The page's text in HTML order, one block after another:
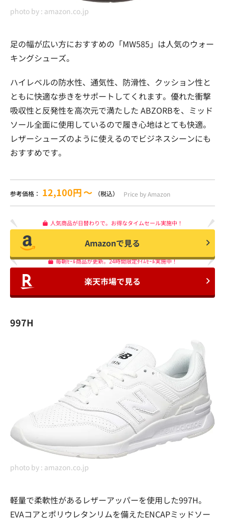
photo by : amazon.co.jp
足の幅が広い方におすすめの「MW585」は人気のウォー
キングシューズ。
ハイレベルの防水性、通気性、防滑性、クッション性と
ともに快適な歩きをサポートしてくれます。優れた衝撃
吸収性と反発性を高次元で満たした ABZORBを、ミッド
ソール全面に使用しているので履き心地はとても快適。
レザーシューズのように使えるのでビジネスシーンにも
おすすめです。
参考価格： 12,100円〜 （税込） Price by Amazon
人気商品が日替わりで。お得なタイムセール実施中！
Amazonで見る
毎朝ｾｰﾙ商品が更新。24時間限定ﾀｲﾑｾｰﾙ実施中！
楽天市場で見る
997H
photo by : amazon.co.jp
軽量で柔軟性があるレザーアッパーを使用した997H。
EVAコアとポリウレタンリムを備えたENCAPミッドソー